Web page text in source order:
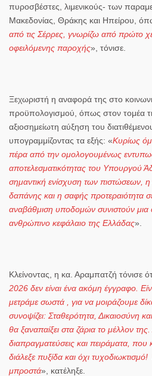
πυροσβέστες, λιμενικούς- των
Μακεδονίας, Θράκης και Ηπείρου,
από τις Σέρρες, γνωρίζω από πρώτο
οφειλόμενης παροχής», τόνισε.
Ξεχωριστή η αναφορά της στο
προϋπολογισμού , όπως στον τομέα
αξιοσημείωτη αύξηση του
υπογραμμίζοντας τα εξής: «Κυρίως
πέρα από την ομολογουμένως
αποτελεσματικότητας του Υπουργού
σημαντική ενίσχυση των πιστώσεων,
δαπάνης και η σαφής προτεραιότητα
αναβάθμιση υποδομών συνιστούν μια
ανθρώπινο κεφάλαιο της Ελλάδας».
Κλείνοντας, η κα. Αραμπατζή τόνισε
2026 δεν είναι ένα ακόμη έγγραφο.
μετράμε σωστά , για να μοιράζουμε
συνοψίζει: Σταθερότητα, Δικαιοσύνη
θα ξαναπαίξει στα ζάρια το μέλλον
διαπραγματεύσεις και πειράματα,
διάλεξε πυξίδα και όχι
μπροστά», κατέληξε.